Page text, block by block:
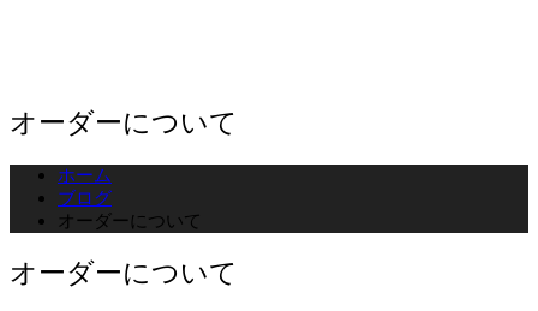
オーダーについて
ホーム
ブログ
オーダーについて
オーダーについて